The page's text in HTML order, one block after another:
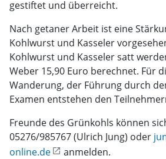
gestiftet und überreicht.
Nach getaner Arbeit ist eine
Kohlwurst und Kasseler
Kohlwurst und Kasseler satt
Weber 15,90 Euro berechnet. Für
Wanderung, der Führung durch
Examen entstehen den
Freunde des Grünkohls können
05276/985767 (Ulrich Jung) oder
online.de
anmelden.